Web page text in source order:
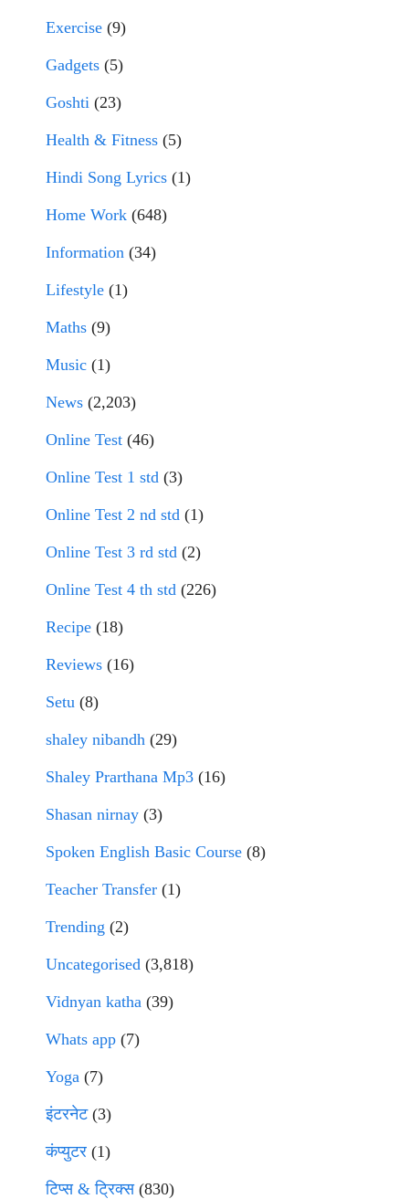
Exercise (9)
Gadgets (5)
Goshti (23)
Health & Fitness (5)
Hindi Song Lyrics (1)
Home Work (648)
Information (34)
Lifestyle (1)
Maths (9)
Music (1)
News (2,203)
Online Test (46)
Online Test 1 std (3)
Online Test 2 nd std (1)
Online Test 3 rd std (2)
Online Test 4 th std (226)
Recipe (18)
Reviews (16)
Setu (8)
shaley nibandh (29)
Shaley Prarthana Mp3 (16)
Shasan nirnay (3)
Spoken English Basic Course (8)
Teacher Transfer (1)
Trending (2)
Uncategorised (3,818)
Vidnyan katha (39)
Whats app (7)
Yoga (7)
इंटरनेट(3)
कंप्युटर (1)
टिप्स & ट्रिक्स(830)